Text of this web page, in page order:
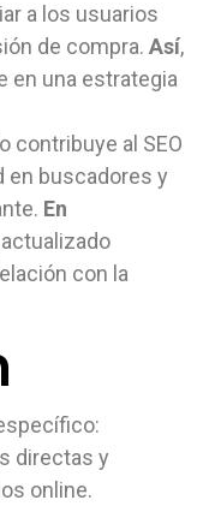
a los usuarios
de compra. Así,
en una estrategia
contribuye al SEO
en buscadores y
En
con la
directas y
online.